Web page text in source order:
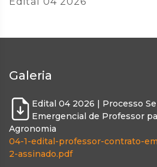
Galeria
Edital 04 2026 | Processo
Emergencial de Professor
Agronomia
04-1-edital-professor-contrato-
2-assinado.pdf